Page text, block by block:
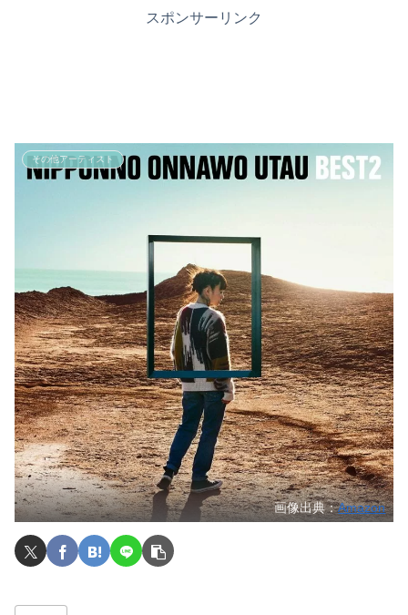
スポンサーリンク
その他アーティスト
画像出典：Amazon